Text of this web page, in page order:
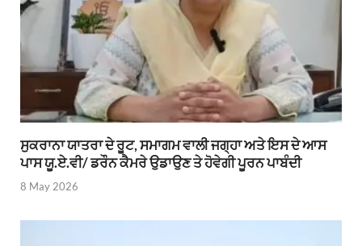
ਸੁਕਰਾਨਾ ਯਾਤਰਾ ਦੇ ਰੂਟ, ਸਮਾਗਮ ਵਾਲੀ ਜਗ੍ਹਾ ਅਤੇ ਇਸ ਦੇ ਆਸ
ਪਾਸ ਯੂ.ਏ.ਵੀ/ ਡਰੌਨ ਕੈਮਰੇ ਉਡਾਉਣ ਤੇ ਹੋਵੇਗੀ ਪੂਰਨ ਪਾਬੰਦੀ
8 May 2026